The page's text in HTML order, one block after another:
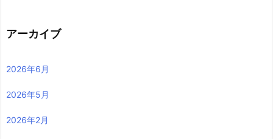
アーカイブ
2026年6月
2026年5月
2026年2月